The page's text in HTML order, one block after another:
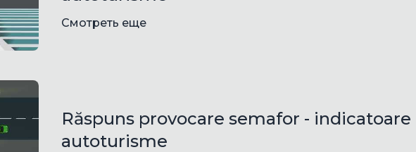
Смотреть еще
Răspuns provocare semafor - indicatoare
autoturisme